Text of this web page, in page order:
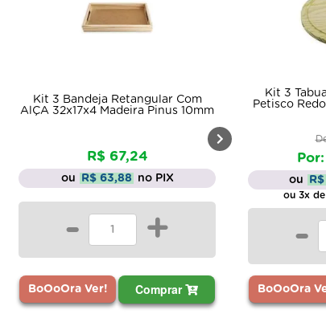
Kit 3 Bandeja Retangular Com
AlÇA 32x17x4 Madeira Pinus 10mm
R$ 67,24
ou R$ 63,88 no PIX
- +
BoOoOra Ver! Comprar
Kit 3
Petisco
ou
ou 3x
-
BoOoOra